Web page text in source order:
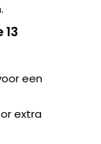
een
extra